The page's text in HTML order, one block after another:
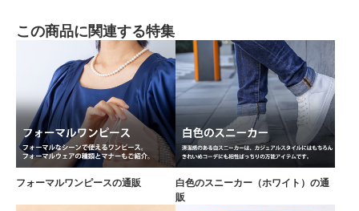
この商品に関連する特集
フォーマルワンピースの通販
白色のスニーカー（ホワイト）の通
販